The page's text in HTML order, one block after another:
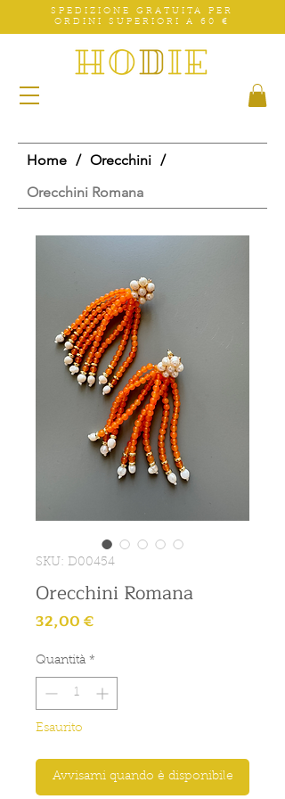
SPEDIZIONE GRATUITA PER
ORDINI SUPERIORI A 60 €
Home / Orecchini /
Orecchini Romana
SKU: D00454
Orecchini Romana
32,00 €Prezzo
Quantità *
Esaurito
Avvisami quando è disponibile